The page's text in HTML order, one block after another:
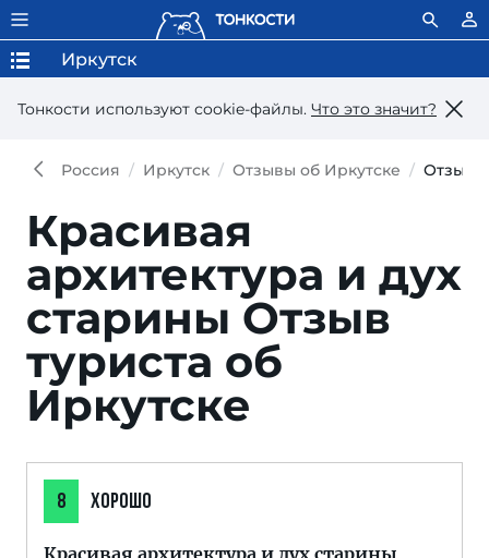
Тонкости используют сookie-файлы. Что это значит?
Иркутск
Россия Иркутск Отзывы об Иркутске Отзыв
Красивая
архитектура и дух
старины Отзыв
туриста об
Иркутске
8 ХОРОШО
Красивая архитектура и дух старины